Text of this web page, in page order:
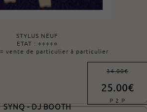
STYLUS NEUF
ETAT : ++++○
vente de particulier à particulier
34.00€
25.00€
P 2 P
SYNQ - DJ BOOTH